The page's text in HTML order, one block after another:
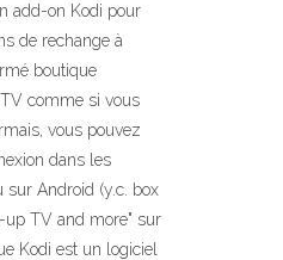
add-on Kodi pour
de rechange à
boutique
comme si vous
vous pouvez
dans les
sur Android (y.c. box
up TV and more" sur
Kodi est un logiciel